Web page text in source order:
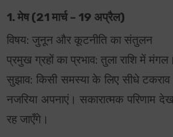
1. मेष (21 मार्च – 19 अप्रैल)
विषय: जुनून और कूटनीति का संतुलन
प्रमुख ग्रहों का प्रभाव: तुला राशि में मंगल।
सुझाव: किसी समस्या के लिए सीधे
नजरिया अपनाएं। सकारात्मक परिणाम
रह जाएँगे।